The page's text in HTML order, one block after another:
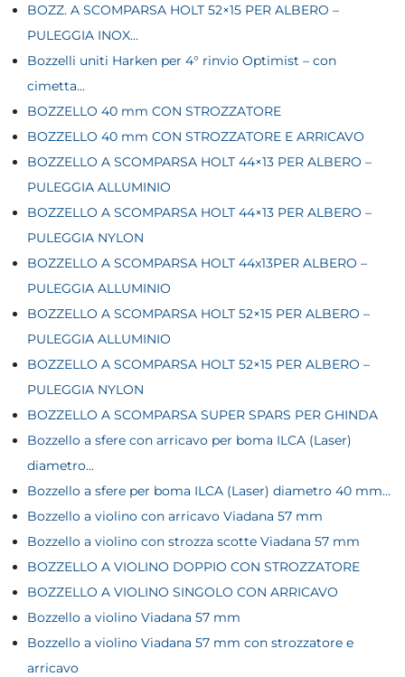
BOZZ. A SCOMPARSA HOLT 52×15 PER ALBERO –
PULEGGIA INOX...
Bozzelli uniti Harken per 4° rinvio Optimist – con
cimetta...
BOZZELLO 40 mm CON STROZZATORE
BOZZELLO 40 mm CON STROZZATORE E ARRICAVO
BOZZELLO A SCOMPARSA HOLT 44×13 PER ALBERO –
PULEGGIA ALLUMINIO
BOZZELLO A SCOMPARSA HOLT 44×13 PER ALBERO –
PULEGGIA NYLON
BOZZELLO A SCOMPARSA HOLT 44x13PER ALBERO –
PULEGGIA ALLUMINIO
BOZZELLO A SCOMPARSA HOLT 52×15 PER ALBERO –
PULEGGIA ALLUMINIO
BOZZELLO A SCOMPARSA HOLT 52×15 PER ALBERO –
PULEGGIA NYLON
BOZZELLO A SCOMPARSA SUPER SPARS PER GHINDA
Bozzello a sfere con arricavo per boma ILCA (Laser)
diametro...
Bozzello a sfere per boma ILCA (Laser) diametro 40 mm...
Bozzello a violino con arricavo Viadana 57 mm
Bozzello a violino con strozza scotte Viadana 57 mm
BOZZELLO A VIOLINO DOPPIO CON STROZZATORE
BOZZELLO A VIOLINO SINGOLO CON ARRICAVO
Bozzello a violino Viadana 57 mm
Bozzello a violino Viadana 57 mm con strozzatore e
arricavo